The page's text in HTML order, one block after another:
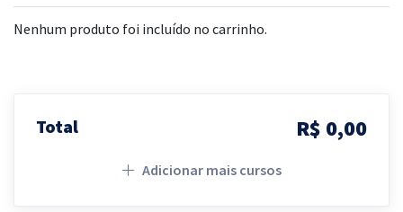
Nenhum produto foi incluído no carrinho.
Total R$ 0,00
Adicionar mais cursos